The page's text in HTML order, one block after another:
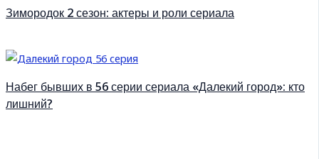
Зимородок 2 сезон: актеры и роли сериала
Набег бывших в 56 серии сериала «Далекий город»: кто
лишний?